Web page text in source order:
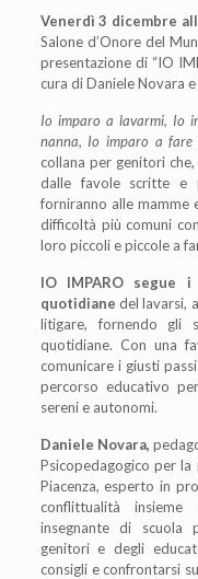
Venerdì 3 dicembre
Salone d’Onore del
presentazione di “IO
cura di Daniele Novara
Io imparo a lavarmi, Io
nanna, Io imparo a fare
collana per genitori
dalle favole scritte e
forniranno alle mamme
difficoltà più comuni
loro piccoli e piccole a
IO IMPARO segue
quotidianedel lavarsi,
litigare, fornendo gli
quotidiane. Con una
comunicare i giusti
percorso educativo
sereni e autonomi.
Daniele Novara,
Psicopedagogico per
Piacenza, esperto in
conflittualità
insegnante di scuola
genitori e degli
consigli e confrontarsi